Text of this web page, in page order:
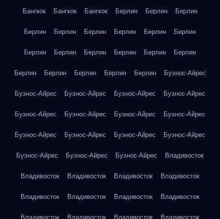
Бангкок Бангкок Бангкок Берлин Берлин Берлин
Берлин Берлин Берлин Берлин Берлин Берлин
Берлин Берлин Берлин Берлин Берлин Берлин
Берлин Берлин Берлин Берлин Берлин Буэнос-Айрес
Буэнос-Айрес Буэнос-Айрес Буэнос-Айрес Буэнос-Айрес
Буэнос-Айрес Буэнос-Айрес Буэнос-Айрес Буэнос-Айрес
Буэнос-Айрес Буэнос-Айрес Буэнос-Айрес Буэнос-Айрес
Буэнос-Айрес Буэнос-Айрес Буэнос-Айрес Владивосток
Владивосток Владивосток Владивосток Владивосток
Владивосток Владивосток Владивосток Владивосток
Владивосток Владивосток Владивосток Владивосток